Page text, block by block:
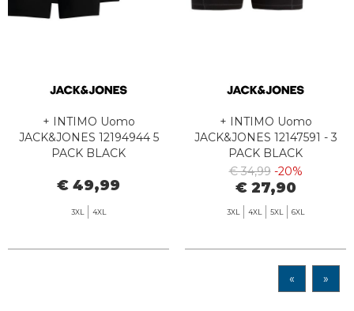
+ INTIMO Uomo
JACK&JONES 12194944 5
PACK BLACK
€ 49,99
3XL 4XL
+ INTIMO Uomo
JACK&JONES 12147591 - 3
PACK BLACK
€ 34,99 -20%
€ 27,90
3XL 4XL 5XL 6XL
« »